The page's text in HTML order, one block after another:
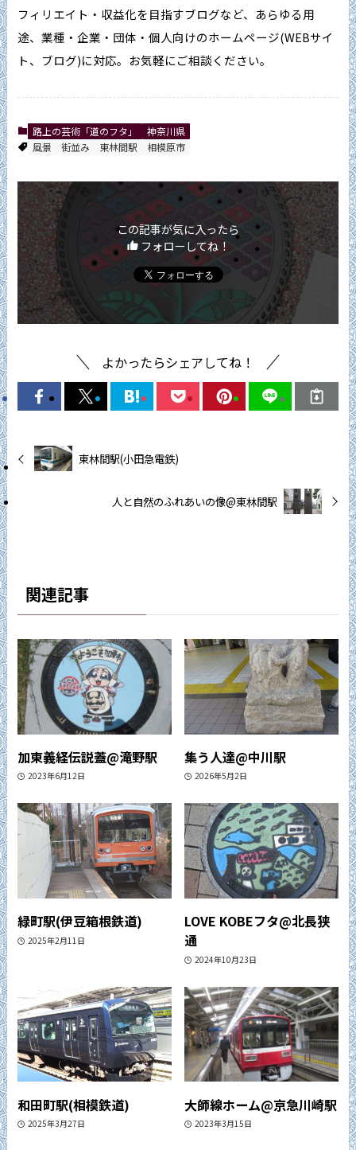
フィリエイト・収益化を目指すブログなど、あらゆる用
途、業種・企業・団体・個人向けのホームページ(WEBサイ
ト、ブログ)に対応。お気軽にご相談ください。
路上の芸術「道のフタ」
神奈川県
風景
街並み 東林間駅 相模原市
この記事が気に入ったら
フォローしてね！
よかったらシェアしてね！
東林間駅(小田急電鉄)
人と自然のふれあいの像@東林間駅
関連記事
加東義経伝説蓋@滝野駅
2023年6月12日
集う人達@中川駅
2026年5月2日
緑町駅(伊豆箱根鉄道)
2025年2月11日
LOVE KOBEフタ@北長狭
通
2024年10月23日
和田町駅(相模鉄道)
2025年3月27日
大師線ホーム@京急川崎駅
2023年3月15日